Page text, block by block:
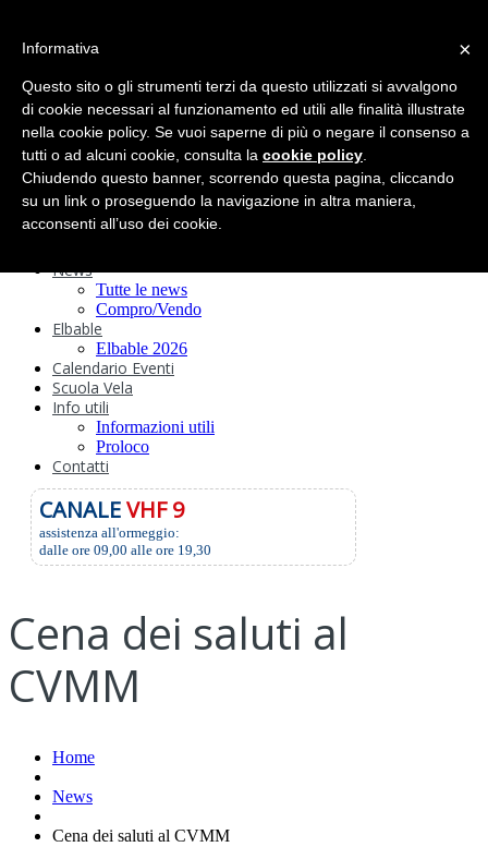
Circolo
Statuto e
Regolamenti
Storia
Ormeggi
Sede e Servizi
Attività
Safeguarding
News
Tutte le news
Compro/Vendo
Elbable
Elbable 2026
Calendario Eventi
Scuola Vela
Info utili
Informazioni utili
Proloco
Contatti
CANALEVHF 9
assistenza all'ormeggio:
dalle ore 09,00 alle ore 19,30
Cena dei saluti al
CVMM
Home
News
Cena dei saluti al CVMM
×
Informativa
Questo sito o gli strumenti terzi da questo utilizzati si avvalgono
di cookie necessari al funzionamento ed utili alle finalità illustrate
nella cookie policy. Se vuoi saperne di più o negare il consenso a
tutti o ad alcuni cookie, consulta la cookie policy
Chiudendo questo banner, scorrendo questa pagina, cliccando
su un link o proseguendo la navigazione in altra maniera,
acconsenti all’uso dei cookie.